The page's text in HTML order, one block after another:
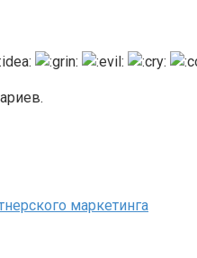
маркетинга